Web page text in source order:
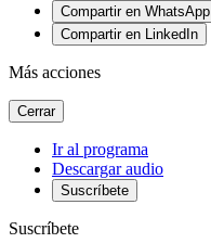
Compartir en WhatsApp
Compartir en LinkedIn
Más acciones
Cerrar
Ir al programa
Descargar audio
Suscríbete
Suscríbete